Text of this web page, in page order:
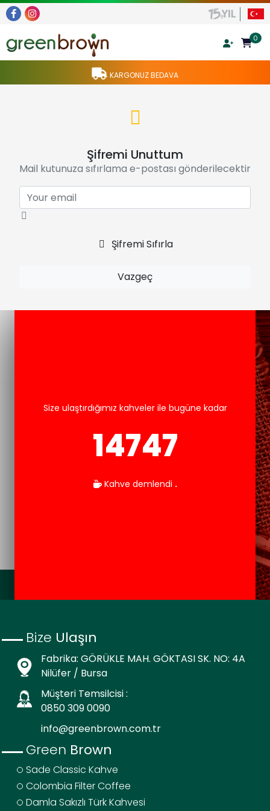
0
KARGONUZ BEDAVA
Şifremi Unuttum
Mail kutunuza sıfırlama e-postası gönderilecektir
Şifremi Sıfırla
Vazgeç
Size ulaştırdığımız kahveler ile bugüne kadar
15986
Kahve demlendi .
Bize Ulaşın
Fabrika: GÖRÜKLE MAH. GÖKTASI SK. NO: 4A
Nilüfer / Bursa
Müşteri Temsilcisi :
0850 309 0090
info@greenbrown.com.tr
Green Brown
Sade Classic Kahve
Colombia Filter Coffee
Damla Sakızlı Türk Kahvesi